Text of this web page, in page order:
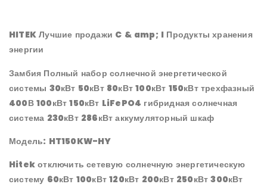
HITEK Лучшие продажи C & amp; I Продукты хранения
энергии
Замбия Полный набор солнечной энергетической
системы 30кВт 50кВт 80кВт 100кВт 150кВт трехфазный
400В 100кВт 150кВт LiFePO4 гибридная солнечная
система 230кВт 286кВт аккумуляторный шкаф
Модель: HT150KW-HY
Hitek отключить сетевую солнечную энергетическую
систему 60кВт 100кВт 120кВт 200кВт 250кВт 300кВт